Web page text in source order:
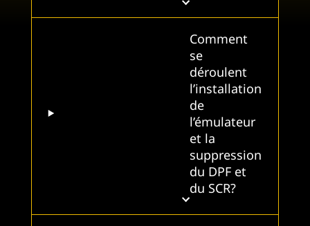
Comment
se
déroulent
l’installation
de
l’émulateur
et la
suppression
du DPF et
du SCR?